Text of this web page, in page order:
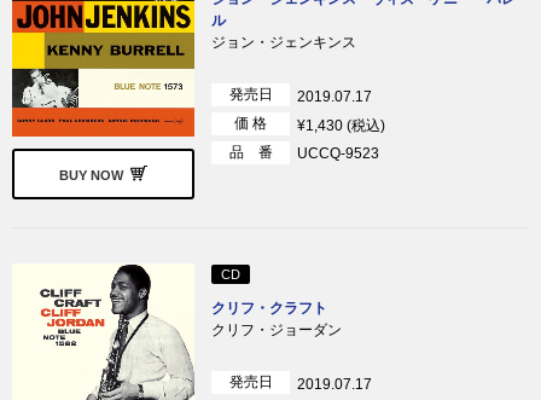
BUY NOW
ル
ジョン・ジェンキンス
発売日
2019.07.17
価 格
¥1,430 (税込)
品 番
UCCQ-9523
CD
クリフ・クラフト
クリフ・ジョーダン
発売日
2019.07.17